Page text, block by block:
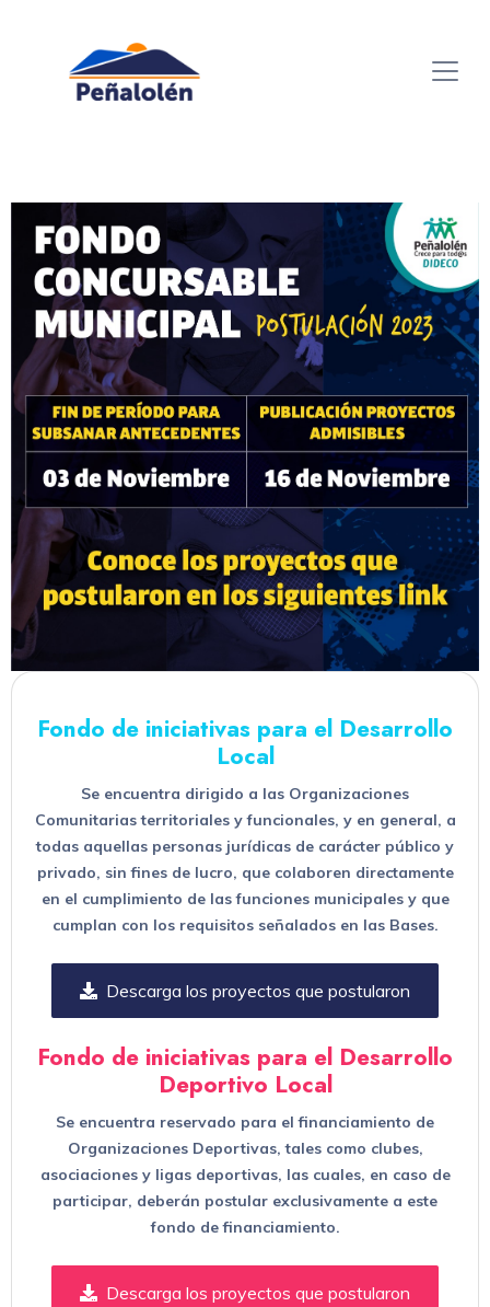
Fondo de iniciativas para el Desarrollo
Local
Se encuentra dirigido a las Organizaciones
Comunitarias territoriales y funcionales, y en general, a
todas aquellas personas jurídicas de carácter público y
privado, sin fines de lucro, que colaboren directamente
en el cumplimiento de las funciones municipales y que
cumplan con los requisitos señalados en las Bases.
Descarga los proyectos que postularon
Fondo de iniciativas para el Desarrollo
Deportivo Local
Se encuentra reservado para el financiamiento de
Organizaciones Deportivas, tales como clubes,
asociaciones y ligas deportivas, las cuales, en caso de
participar, deberán postular exclusivamente a este
fondo de financiamiento.
Descarga los proyectos que postularon